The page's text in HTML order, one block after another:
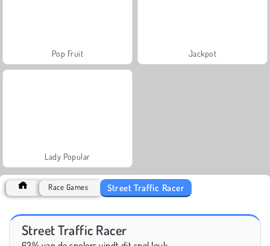
Pop Fruit Jackpot
Lady Popular
Race Games Street Traffic Racer
Street Traffic Racer